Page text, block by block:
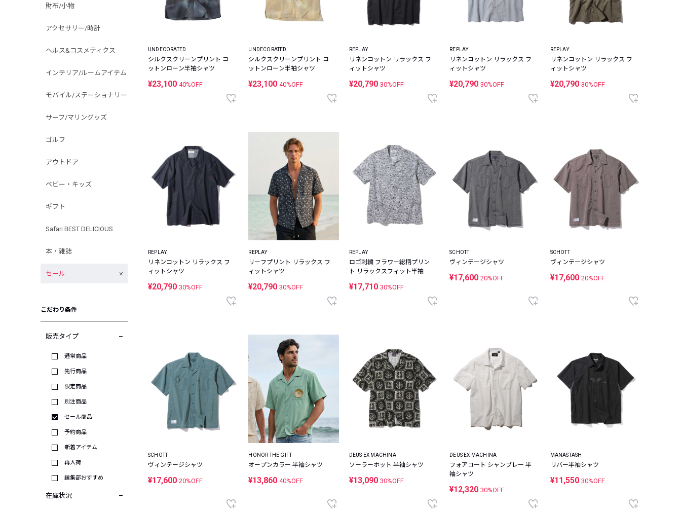
財布/小物
アクセサリー/時計
ヘルス&コスメティクス
インテリア/ルームアイテム
モバイル/ステーショナリー
サーフ/マリングッズ
ゴルフ
アウトドア
ベビー・キッズ
ギフト
Safari BEST DELICIOUS
本・雑誌
セール
こだわり条件
販売タイプ
通常商品
先行商品
限定商品
別注商品
セール商品
予約商品
新着アイテム
再入荷
編集部おすすめ
在庫状況
UNDECORATED
シルクスクリーンプリント コ
ットンローン半袖シャツ
¥23,100 40%OFF
UNDECORATED
シルクスクリーンプリント コ
ットンローン半袖シャツ
¥23,10040%OFF
REPLAY
リネンコットン リラックス フ
ィットシャツ
¥20,790 30%OFF
REPLAY
リネンコットン リラックス フ
ィットシャツ
¥20,79030%OFF
REPLAY
リネンコットン リラックス フ
ィットシャツ
¥20,790 30%OFF
REPLAY
リネンコットン リラックス フ
ィットシャツ
¥20,790 30%OFF
REPLAY
リーフプリント リラックス フ
ィットシャツ
¥20,79030%OFF
REPLAY
ロゴ刺繍 フラワー総柄プリン
ト リラックスフィット半袖シ
¥17,710 30%OFF
SCHOTT
ヴィンテージシャツ
¥17,60020%OFF
SCHOTT
ヴィンテージシャツ
¥17,600 20%OFF
SCHOTT
ヴィンテージシャツ
¥17,600 20%OFF
HONOR THE GIFT
オープンカラー 半袖シャツ
¥13,86040%OFF
DEUS EX MACHINA
ソーラーホット 半袖シャツ
¥13,090 30%OFF
DEUS EX MACHINA
フォアコート シャンブレー 半
袖シャツ
¥12,32030%OFF
MANASTASH
リバー半袖シャツ
¥11,550 30%OFF